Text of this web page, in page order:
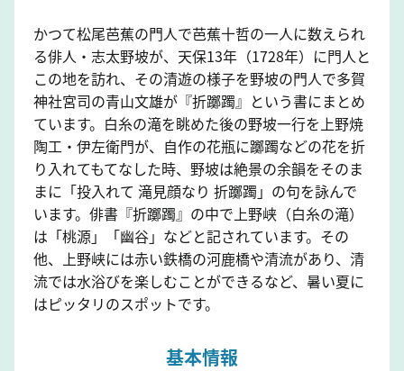
かつて松尾芭蕉の門人で芭蕉十哲の一人に数えられ
る俳人・志太野坡が、天保13年（1728年）に門人と
この地を訪れ、その清遊の様子を野坡の門人で多賀
神社宮司の青山文雄が『折躑躅』という書にまとめ
ています。白糸の滝を眺めた後の野坡一行を上野焼
陶工・伊左衛門が、自作の花瓶に躑躅などの花を折
り入れてもてなした時、野坡は絶景の余韻をそのま
まに「投入れて 滝見顔なり 折躑躅」の句を詠んで
います。俳書『折躑躅』の中で上野峡（白糸の滝）
は「桃源」「幽谷」などと記されています。その
他、上野峡には赤い鉄橋の河鹿橋や清流があり、清
流では水浴びを楽しむことができるなど、暑い夏に
はピッタリのスポットです。
基本情報